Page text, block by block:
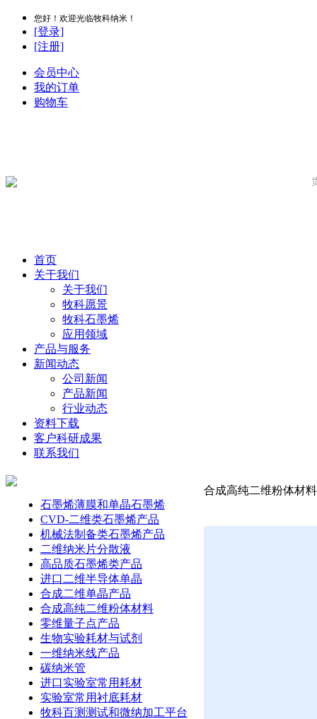
您好！欢迎光临牧科纳米！
[登录]
[注册]
会员中心
我的订单
购物车
首页
关于我们
关于我们
牧科愿景
牧科石墨烯
应用领域
产品与服务
新闻动态
公司新闻
产品新闻
行业动态
资料下载
客户科研成果
联系我们
石墨烯薄膜和单晶石墨烯
CVD-二维类石墨烯产品
机械法制备类石墨烯产品
二维纳米片分散液
高品质石墨烯类产品
进口二维半导体单晶
合成二维单晶产品
合成高纯二维粉体材料
零维量子点产品
生物实验耗材与试剂
一维纳米线产品
碳纳米管
进口实验室常用耗材
实验室常用衬底耗材
牧科百测测试和微纳加工平台
合成高纯二维粉体材料